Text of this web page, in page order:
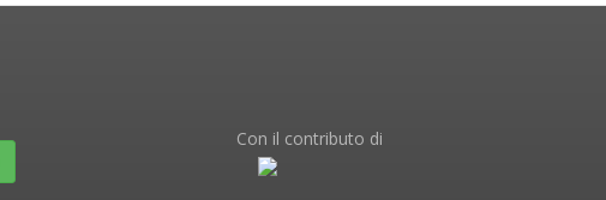
Con il contributo di